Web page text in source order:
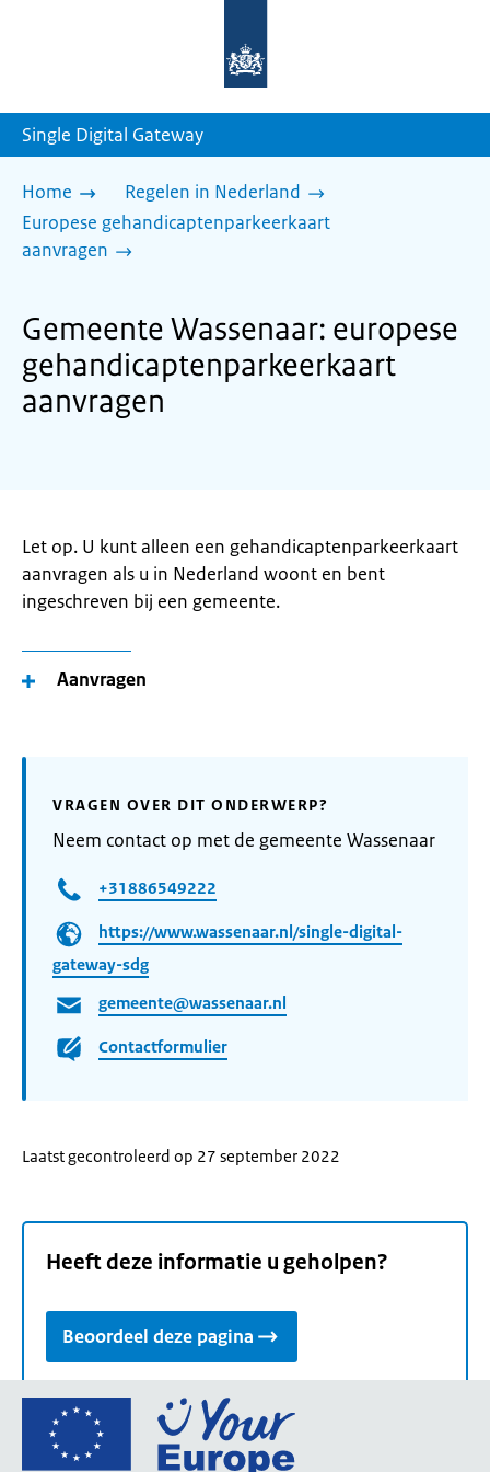
homepage
Single Digital Gateway
Home
Regelen in Nederland
Europese gehandicaptenparkeerkaart
aanvragen
Gemeente Wassenaar: europese
gehandicaptenparkeerkaart
aanvragen
Let op. U kunt alleen een gehandicaptenparkeerkaart
aanvragen als u in Nederland woont en bent
ingeschreven bij een gemeente.
Aanvragen
VRAGEN OVER DIT ONDERWERP?
Neem contact op met de gemeente Wassenaar
+31886549222
https://www.wassenaar.nl/single-digital-
gateway-sdg
gemeente@wassenaar.nl
Contactformulier
Laatst gecontroleerd op 27 september 2022
Heeft deze informatie u geholpen?
Beoordeel deze pagina
Ga
de